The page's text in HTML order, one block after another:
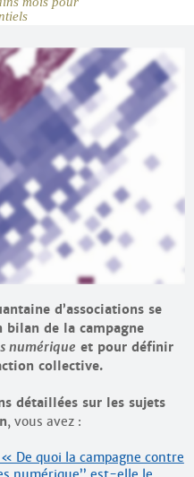
·
Comprendre et parler
Bienvenue en Belgique
Espace presse
Contacts
Trouver un lieu d’alphabétisation
d’associations se
bilan de la campagne
numérique et pour définir
collective.
détaillées sur les sujets
, vous avez :
De quoi la campagne contre